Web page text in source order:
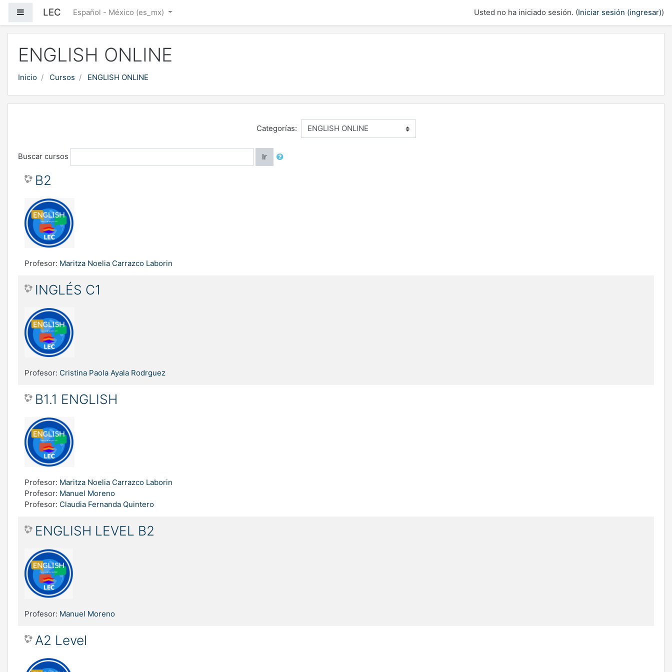
Pánel lateral
LEC Español - México ‎(es_mx)‎ Usted no ha iniciado sesión. (Iniciar sesión (ingresar))
ENGLISH ONLINE
Inicio Cursos ENGLISH ONLINE
Categorías:
Buscar cursos Ir
B2
Profesor: Maritza Noelia Carrazco Laborin
INGLÉS C1
Profesor: Cristina Paola Ayala Rodrguez
B1.1 ENGLISH
Profesor: Maritza Noelia Carrazco Laborin
Profesor: Manuel Moreno
Profesor: Claudia Fernanda Quintero
ENGLISH LEVEL B2
Profesor: Manuel Moreno
A2 Level